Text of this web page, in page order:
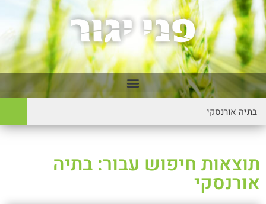
תוצאות חיפוש עבור: בתיה
אורנסקי